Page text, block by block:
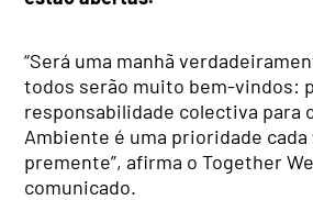
“Será uma manhã
todos serão muito bem-vindos:
responsabilidade colectiva para
Ambiente é uma prioridade cada
premente”, afirma o Together
comunicado.